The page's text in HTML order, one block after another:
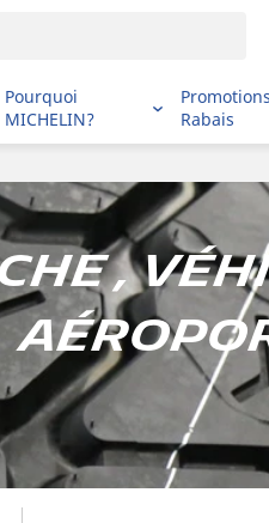
Pourquoi
MICHELIN?
Rabais
,